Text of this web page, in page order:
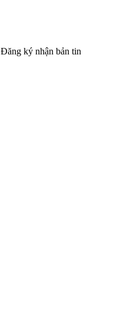
Đăng ký nhận bản tin